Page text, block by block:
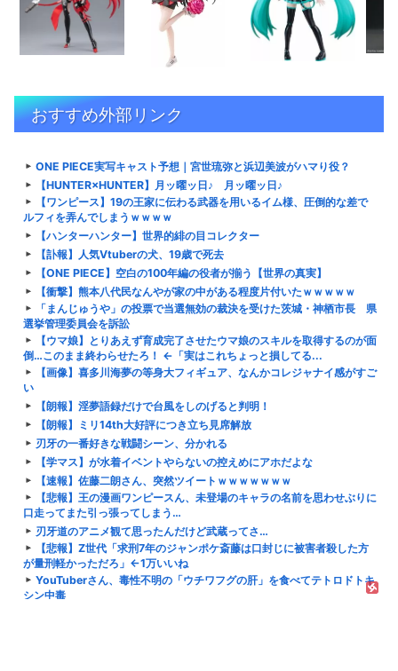
おすすめ外部リンク
ONE PIECE実写キャスト予想｜宮世琉弥と浜辺美波がハマり役？
【HUNTER×HUNTER】月ッ曜ッ日♪ 月ッ曜ッ日♪
【ワンピース】19の王家に伝わる武器を用いるイム様、圧倒的な差で
ルフィを弄んでしまうｗｗｗｗ
【ハンターハンター】世界的緋の目コレクター
【訃報】人気Vtuberの犬、19歳で死去
【ONE PIECE】空白の100年編の役者が揃う【世界の真実】
【衝撃】熊本八代民なんやが家の中がある程度片付いたｗｗｗｗｗ
「まんじゅうや」の投票で当選無効の裁決を受けた茨城・神栖市長 県
選挙管理委員会を訴訟
【ウマ娘】とりあえず育成完了させたウマ娘のスキルを取得するのが面
倒…このまま終わらせたろ！ ←「実はこれちょっと損してる...
【画像】喜多川海夢の等身大フィギュア、なんかコレジャナイ感がすご
い
【朗報】淫夢語録だけで台風をしのげると判明！
【朗報】ミリ14th大好評につき立ち見席解放
刃牙の一番好きな戦闘シーン、分かれる
【学マス】が水着イベントやらないの控えめにアホだよな
【速報】佐藤二朗さん、突然ツイートｗｗｗｗｗｗｗ
【悲報】王の漫画ワンピースん、未登場のキャラの名前を思わせぶりに
口走ってまた引っ張ってしまう…
刃牙道のアニメ観て思ったんだけど武蔵ってさ…
【悲報】Z世代「求刑7年のジャンポケ斎藤は口封じに被害者殺した方
が量刑軽かっただろ」←1万いいね
YouTuberさん、毒性不明の「ウチワフグの肝」を食べてテトロドトキ
シン中毒